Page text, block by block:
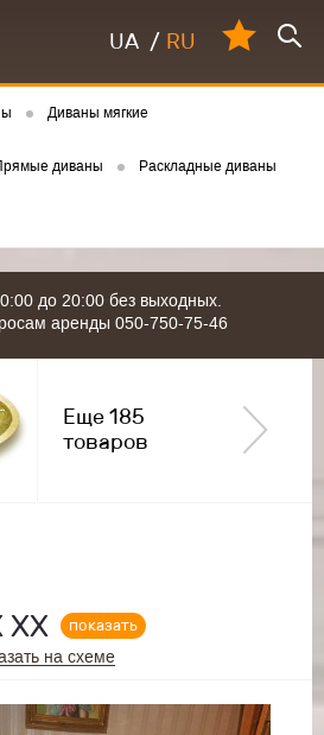
UA / RU
Диваны мягкие
диваны Раскладные диваны
до 20:00 без выходных.
аренды 050-750-75-46
ХХ
показать
на схеме
Еще 185
товаров